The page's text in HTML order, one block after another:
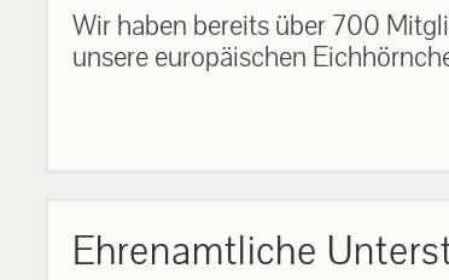
Wir haben bereits über 700
unsere europäischen
Ehrenamtliche